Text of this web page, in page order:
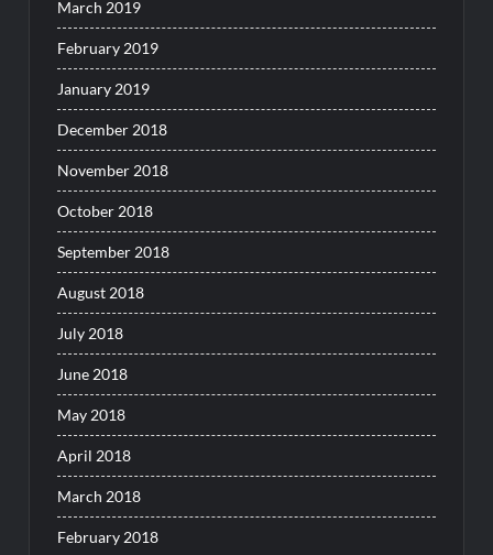
March 2019
February 2019
January 2019
December 2018
November 2018
October 2018
September 2018
August 2018
July 2018
June 2018
May 2018
April 2018
March 2018
February 2018